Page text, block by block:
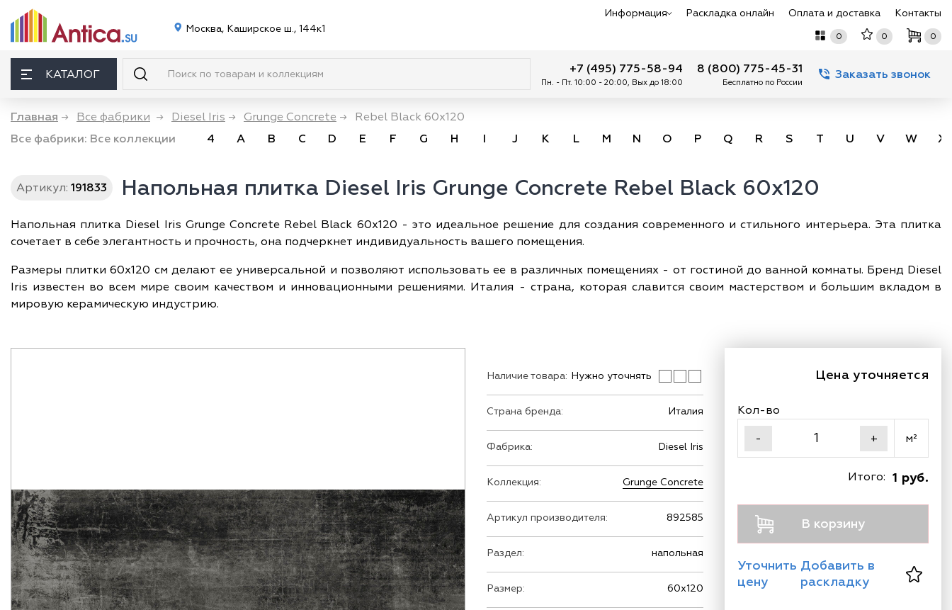
Москва, Каширское ш., 144к1
Информация Раскладка онлайн Оплата и доставка Контакты
0 0 0
КАТАЛОГ +7 (495) 775-58-94
Пн. - Пт. 10:00 - 20:00, Вых до 18:00
8 (800) 775-45-31
Бесплатно по России
Заказать звонок
Главная → Все фабрики → Diesel Iris → Grunge Concrete →
Rebel Black 60x120
Все фабрики: Все коллекции 4 A B C D E F G H I J K L M N O P Q R S T U V W X
Артикул: 191833 Напольная плитка Diesel Iris Grunge Concrete Rebel Black 60x120
Напольная плитка Diesel Iris Grunge Concrete Rebel Black 60x120 - это идеальное решение для создания современного и стильного интерьера. Эта плитка
сочетает в себе элегантность и прочность, она подчеркнет индивидуальность вашего помещения.
Размеры плитки 60х120 см делают ее универсальной и позволяют использовать ее в различных помещениях - от гостиной до ванной комнаты. Бренд Diesel
Iris известен во всем мире своим качеством и инновационными решениями. Италия - страна, которая славится своим мастерством и большим вкладом в
мировую керамическую индустрию.
Наличие товара: Нужно уточнять
Страна бренда: Италия
Фабрика: Diesel Iris
Коллекция: Grunge Concrete
Артикул производителя: 892585
Раздел: напольная
Размер: 60х120
Цена уточняется
Кол-во
-
+ м²
1 руб.
Итого:
В корзину
Уточнить
цену
Добавить в
раскладку